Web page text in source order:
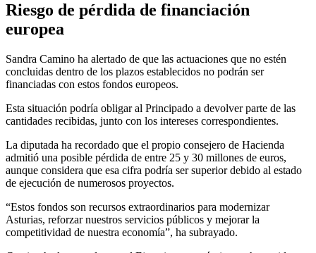
Riesgo de pérdida de financiación
europea
Sandra Camino ha alertado de que las actuaciones que no estén
concluidas dentro de los plazos establecidos no podrán ser
financiadas con estos fondos europeos.
Esta situación podría obligar al Principado a devolver parte de las
cantidades recibidas, junto con los intereses correspondientes.
La diputada ha recordado que el propio consejero de Hacienda
admitió una posible pérdida de entre 25 y 30 millones de euros,
aunque considera que esa cifra podría ser superior debido al estado
de ejecución de numerosos proyectos.
“Estos fondos son recursos extraordinarios para modernizar
Asturias, reforzar nuestros servicios públicos y mejorar la
competitividad de nuestra economía”, ha subrayado.